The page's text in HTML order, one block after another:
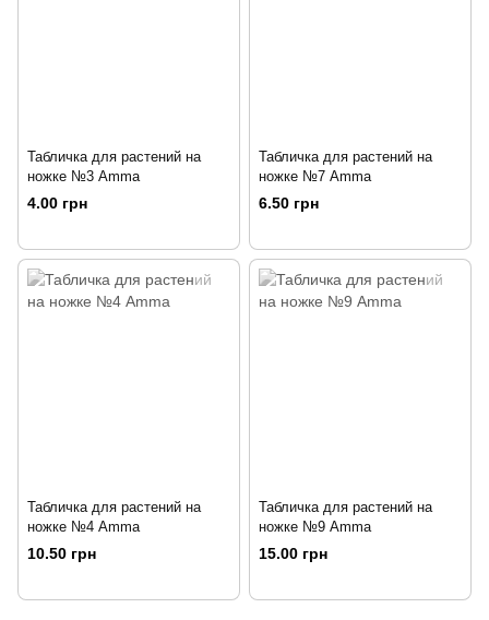
Табличка для растений на
ножке №3 Amma
4.00 грн
Табличка для растений на
ножке №7 Amma
6.50 грн
Табличка для растений на
ножке №4 Amma
10.50 грн
Табличка для растений на
ножке №9 Amma
15.00 грн